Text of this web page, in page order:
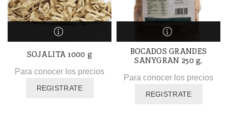
SOJALITA 1000 g
Para conocer los precios
REGISTRATE
BOCADOS GRANDES
SANYGRAN 250 g,
Para conocer los precios
REGISTRATE